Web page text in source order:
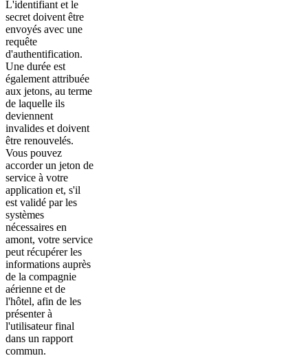
L'identifiant et le
secret doivent être
envoyés avec une
requête
d'authentification.
Une durée est
également attribuée
aux jetons, au terme
de laquelle ils
deviennent
invalides et doivent
être renouvelés.
Vous pouvez
accorder un jeton de
service à votre
application et, s'il
est validé par les
systèmes
nécessaires en
amont, votre service
peut récupérer les
informations auprès
de la compagnie
aérienne et de
l'hôtel, afin de les
présenter à
l'utilisateur final
dans un rapport
commun.